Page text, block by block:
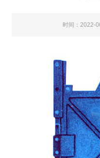
时间：2022-